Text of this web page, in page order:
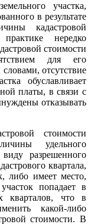
участка,
в результате
кадастровой
нередко
стоимости
для его
отсутствие
обуславливает
платы, в связи с
отказывать
стоимости
удельного
разрешенного
квартала,
либо имеет место,
попадает в
кварталов, что в
какой-либо
стоимости. В